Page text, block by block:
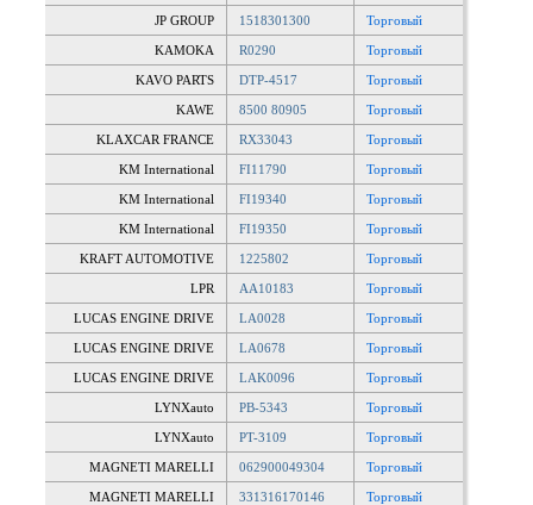
JP GROUP 1518301300 Торговый
KAMOKA R0290 Торговый
KAVO PARTS DTP-4517 Торговый
KAWE 8500 80905 Торговый
KLAXCAR FRANCE RX33043 Торговый
KM International FI11790 Торговый
KM International FI19340 Торговый
KM International FI19350 Торговый
KRAFT AUTOMOTIVE 1225802 Торговый
LPR AA10183 Торговый
LUCAS ENGINE DRIVE LA0028 Торговый
LUCAS ENGINE DRIVE LA0678 Торговый
LUCAS ENGINE DRIVE LAK0096 Торговый
LYNXauto PB-5343 Торговый
LYNXauto PT-3109 Торговый
MAGNETI MARELLI 062900049304 Торговый
MAGNETI MARELLI 331316170146 Торговый